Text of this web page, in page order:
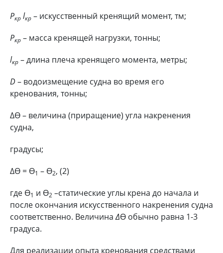
Ркр lкp – искусственный кренящий момент, тм;
Ркр – масса кренящей нагрузки, тонны;
lкр – длина плеча кренящего момента, метры;
D– водоизмещение судна во время его
кренования, тонны;
∆Ө – величина (приращение) угла накренения
судна,
градусы;
∆Ө = Ө1 – Ө2, (2)
где Ө1 и Ө2 –статические углы крена до начала и
после окончания искусственного накренения судна
соответственно. Величина∆Ө обычно равна 1-3
градуса.
Для реализации опыта кренования средствами